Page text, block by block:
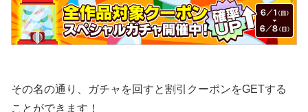
その名の通り、ガチャを回すと割引クーポンをGETする
ことができます！